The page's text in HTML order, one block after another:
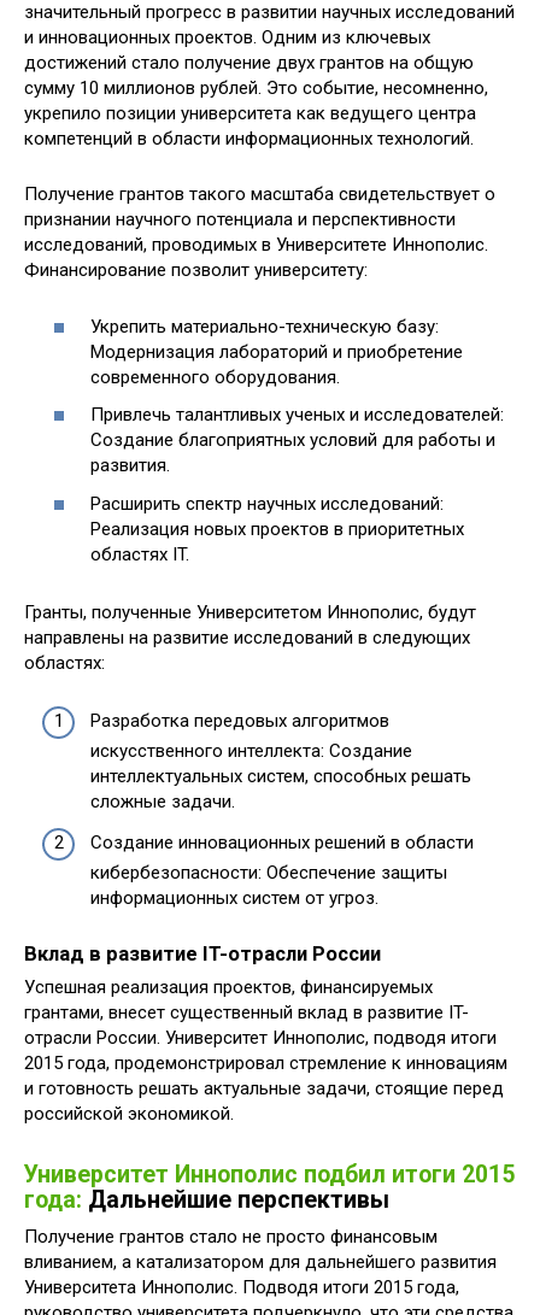
значительный прогресс в развитии научных исследований
и инновационных проектов. Одним из ключевых
достижений стало получение двух грантов на общую
сумму 10 миллионов рублей. Это событие, несомненно,
укрепило позиции университета как ведущего центра
компетенций в области информационных технологий.
Получение грантов такого масштаба свидетельствует о
признании научного потенциала и перспективности
исследований, проводимых в Университете Иннополис.
Финансирование позволит университету:
Укрепить материально-техническую базу:
Модернизация лабораторий и приобретение
современного оборудования.
Привлечь талантливых ученых и исследователей:
Создание благоприятных условий для работы и
развития.
Расширить спектр научных исследований:
Реализация новых проектов в приоритетных
областях IT.
Гранты, полученные Университетом Иннополис, будут
направлены на развитие исследований в следующих
областях:
Разработка передовых алгоритмов
искусственного интеллекта: Создание
интеллектуальных систем, способных решать
сложные задачи.
Создание инновационных решений в области
кибербезопасности: Обеспечение защиты
информационных систем от угроз.
Вклад в развитие IT-отрасли России
Успешная реализация проектов, финансируемых
грантами, внесет существенный вклад в развитие IT-
отрасли России. Университет Иннополис, подводя итоги
2015 года, продемонстрировал стремление к инновациям
и готовность решать актуальные задачи, стоящие перед
российской экономикой.
Университет Иннополис подбил итоги 2015
года: Дальнейшие перспективы
Получение грантов стало не просто финансовым
вливанием, а катализатором для дальнейшего развития
Университета Иннополис. Подводя итоги 2015 года,